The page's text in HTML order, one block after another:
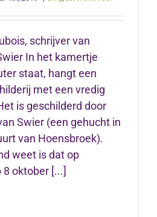
schrijver van
In het kamertje
staat, hangt een
met een vredig
is geschilderd door
Swier (een gehucht in
van Hoensbroek).
weet is dat op
oktober [...]